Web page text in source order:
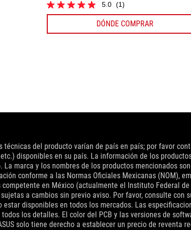
5.0 (1)
5.0
de
estrellas.
DÓNDE COMPRAR
técnicas del producto varían de país en país; por favor
disponibles en su país. La información de los
marca y los nombres de los productos mencionados
conforme a las Normas Oficiales Mexicanas (NOM),
en México (actualmente el Instituto Federal
a cambios sin previo aviso. Por favor, consulte
estar disponibles en todos los mercados. Las
los detalles. El color del PCB y las versiones de
solo tiene derecho a establecer un precio de